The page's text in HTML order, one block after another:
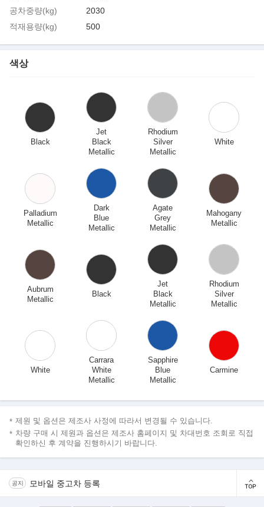
공차중량(kg)
2030
적재용량(kg)
500
색상
Black
Jet
Black
Metallic
Rhodium
Silver
Metallic
White
Palladium
Metallic
Dark
Blue
Metallic
Agate
Grey
Metallic
Mahogany
Metallic
Aubrum
Metallic
Black
Jet
Black
Metallic
Rhodium
Silver
Metallic
White
Carrara
White
Metallic
Sapphire
Blue
Metallic
Carmine
제원 및 옵션은 제조사 사정에 따라서 변경될 수 있습니다.
차량 구매 시 제원과 옵션은 제조사 홈페이지 및 차대번호 조회로 직접
확인하신 후 계약을 진행하시기 바랍니다.
공지 모바일 중고차 등록